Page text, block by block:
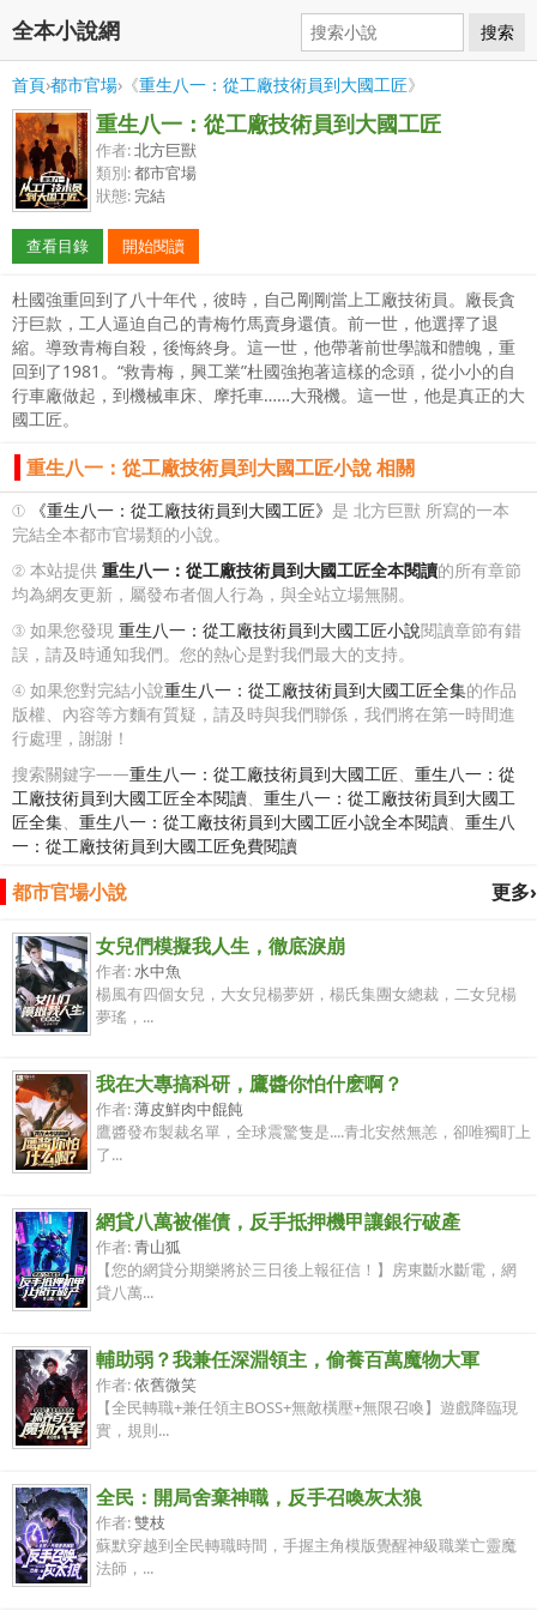
全本小說網 搜索
首頁›都市官場›《重生八一：從工廠技術員到大國工匠》
重生八一：從工廠技術員到大國工匠
作者:北方巨獸
類別:都市官場
狀態: 完結
查看目錄 開始閱讀
杜國強重回到了八十年代，彼時，自己剛剛當上工廠技術員。廠長貪
汙巨款，工人逼迫自己的青梅竹馬賣身還債。前一世，他選擇了退
縮。導致青梅自殺，後悔終身。這一世，他帶著前世學識和體魄，重
回到了1981。“救青梅，興工業”杜國強抱著這樣的念頭，從小小的自
行車廠做起，到機械車床、摩托車……大飛機。這一世，他是真正的大
國工匠。
重生八一：從工廠技術員到大國工匠小說 相關
① 《重生八一：從工廠技術員到大國工匠》 是 北方巨獸 所寫的一本
完結全本都市官場類的小說。
② 本站提供 重生八一：從工廠技術員到大國工匠全本閱讀的所有章節
均為網友更新，屬發布者個人行為，與全站立場無關。
③ 如果您發現 重生八一：從工廠技術員到大國工匠小說閱讀章節有錯
誤，請及時通知我們。您的熱心是對我們最大的支持。
④ 如果您對完結小說重生八一：從工廠技術員到大國工匠全集的作品
版權、內容等方麵有質疑，請及時與我們聯係，我們將在第一時間進
行處理，謝謝！
搜索關鍵字——重生八一：從工廠技術員到大國工匠、 重生八一：從
工廠技術員到大國工匠全本閱讀、 重生八一：從工廠技術員到大國工
匠全集、 重生八一：從工廠技術員到大國工匠小說全本閱讀、 重生八
一：從工廠技術員到大國工匠免費閱讀
更多›
都市官場小說
女兒們模擬我人生，徹底淚崩
作者:水中魚
楊風有四個女兒，大女兒楊夢妍，楊氏集團女總裁，二女兒楊
夢瑤，...
我在大專搞科研，鷹醬你怕什麽啊？
作者:薄皮鮮肉中餛飩
鷹醬發布製裁名單，全球震驚隻是....青北安然無恙，卻唯獨盯上
了...
網貸八萬被催債，反手抵押機甲讓銀行破產
作者:青山狐
【您的網貸分期樂將於三日後上報征信！】房東斷水斷電，網
貸八萬...
輔助弱？我兼任深淵領主，偷養百萬魔物大軍
作者:依舊微笑
【全民轉職+兼任領主BOSS+無敵橫壓+無限召喚】遊戲降臨現
實，規則...
全民：開局舍棄神職，反手召喚灰太狼
作者:雙枝
蘇默穿越到全民轉職時間，手握主角模版覺醒神級職業亡靈魔
法師，...